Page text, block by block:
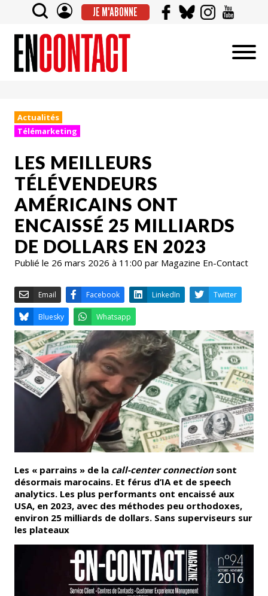
JE M'ABONNE
Actualités
Télémarketing
LES MEILLEURS
TÉLÉVENDEURS
AMÉRICAINS ONT
ENCAISSÉ 25 MILLIARDS
DE DOLLARS EN 2023
Publié le 26 mars 2026 à 11:00 par Magazine En-Contact
Email Facebook LinkedIn
Bluesky Whatsapp
Les « parrains » de la call-center connectionsont
désormais marocains. Et férus d’IA et de speech
analytics. Les plus performants ont encaissé aux
USA, en 2023, avec des méthodes peu orthodoxes,
environ 25 milliards de dollars. Sans superviseurs sur
les plateaux